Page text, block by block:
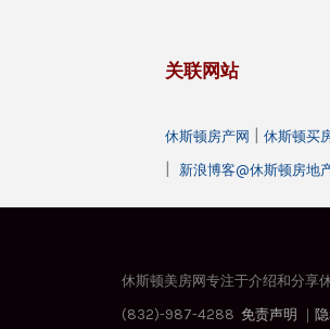
关联网站
休斯顿房产网 | 休斯顿买
| 新浪博客@休斯顿房地
休斯顿美房网专注于介绍和分享
(832)-987-4288 免责声明 ｜